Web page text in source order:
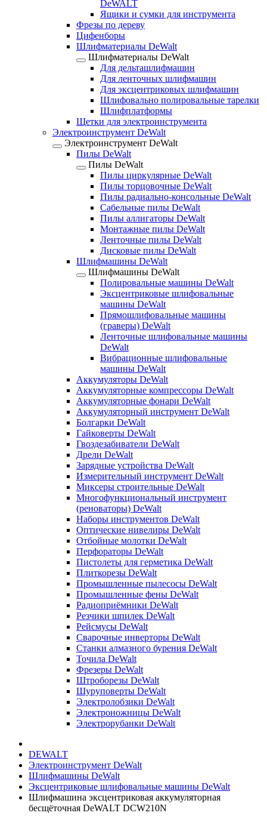
DeWALT
Ящики и сумки для инструмента
Фрезы по дереву
Цифенборы
Шлифматериалы DeWalt
Шлифматериалы DeWalt
Для дельташлифмашин
Для ленточных шлифмашин
Для эксцентриковых шлифмашин
Шлифовально полировальные тарелки
Шлифплатформы
Щетки для электроинструмента
Электроинструмент DeWalt
Электроинструмент DeWalt
Пилы DeWalt
Пилы DeWalt
Пилы циркулярные DeWalt
Пилы торцовочные DeWalt
Пилы радиально-консольные DeWalt
Сабельные пилы DeWalt
Пилы аллигаторы DeWalt
Монтажные пилы DeWalt
Ленточные пилы DeWalt
Дисковые пилы DeWalt
Шлифмашины DeWalt
Шлифмашины DeWalt
Полировальные машины DeWalt
Эксцентриковые шлифовальные
машины DeWalt
Прямошлифовальные машины
(граверы) DeWalt
Ленточные шлифовальные машины
DeWalt
Вибрационные шлифовальные
машины DeWalt
Аккумуляторы DeWalt
Аккумуляторные компрессоры DeWalt
Аккумуляторные фонари DeWalt
Аккумуляторный инструмент DeWalt
Болгарки DeWalt
Гайковерты DeWalt
Гвоздезабиватели DeWalt
Дрели DeWalt
Зарядные устройства DeWalt
Измерительный инструмент DeWalt
Миксеры строительные DeWalt
Многофункциональный инструмент
(реноваторы) DeWalt
Наборы инструментов DeWalt
Оптические нивелиры DeWalt
Отбойные молотки DeWalt
Перфораторы DeWalt
Пистолеты для герметика DeWalt
Плиткорезы DeWalt
Промышленные пылесосы DeWalt
Промышленные фены DeWalt
Радиоприёмники DeWalt
Резчики шпилек DeWalt
Рейсмусы DeWalt
Сварочные инверторы DeWalt
Станки алмазного бурения DeWalt
Точила DeWalt
Фрезеры DeWalt
Штроборезы DeWalt
Шуруповерты DeWalt
Электролобзики DeWalt
Электроножницы DeWalt
Электрорубанки DeWalt
DEWALT
Электроинструмент DeWalt
Шлифмашины DeWalt
Эксцентриковые шлифовальные машины DeWalt
Шлифмашина эксцентриковая аккумуляторная
бесщёточная DeWALT DCW210N